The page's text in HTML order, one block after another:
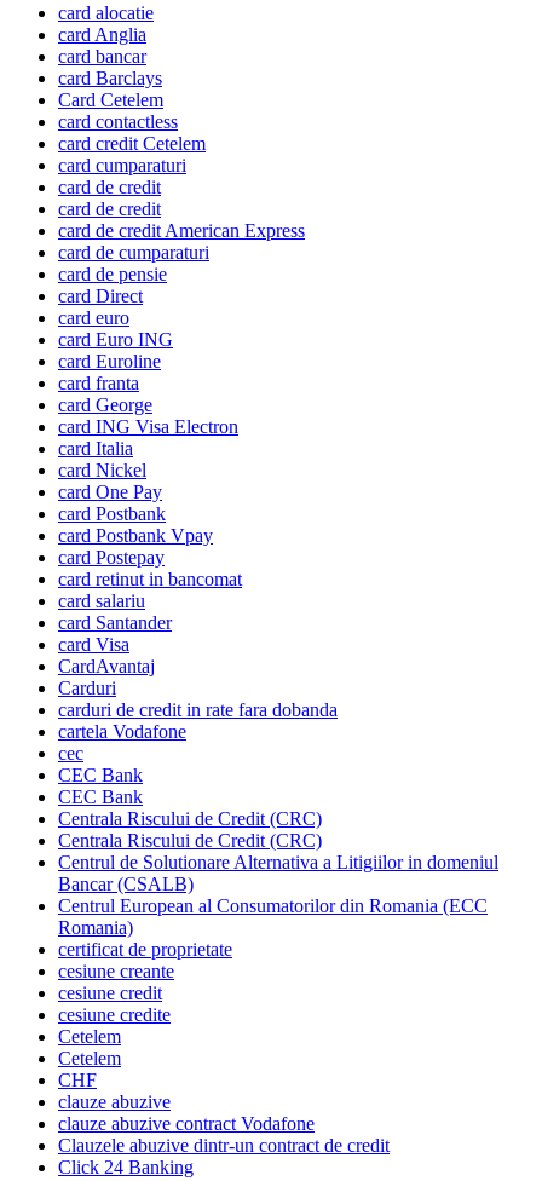
card alocatie
card Anglia
card bancar
card Barclays
Card Cetelem
card contactless
card credit Cetelem
card cumparaturi
card de credit
card de credit
card de credit American Express
card de cumparaturi
card de pensie
card Direct
card euro
card Euro ING
card Euroline
card franta
card George
card ING Visa Electron
card Italia
card Nickel
card One Pay
card Postbank
card Postbank Vpay
card Postepay
card retinut in bancomat
card salariu
card Santander
card Visa
CardAvantaj
Carduri
carduri de credit in rate fara dobanda
cartela Vodafone
cec
CEC Bank
CEC Bank
Centrala Riscului de Credit (CRC)
Centrala Riscului de Credit (CRC)
Centrul de Solutionare Alternativa a Litigiilor in domeniul
Bancar (CSALB)
Centrul European al Consumatorilor din Romania (ECC
Romania)
certificat de proprietate
cesiune creante
cesiune credit
cesiune credite
Cetelem
Cetelem
CHF
clauze abuzive
clauze abuzive contract Vodafone
Clauzele abuzive dintr-un contract de credit
Click 24 Banking